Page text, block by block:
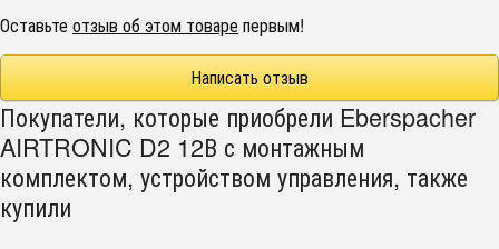
Оставьтеотзыв об этом товарепервым!
Написать отзыв
Покупатели, которые приобрели Eberspacher
AIRTRONIC D2 12В с монтажным
комплектом, устройством управления, также
купили